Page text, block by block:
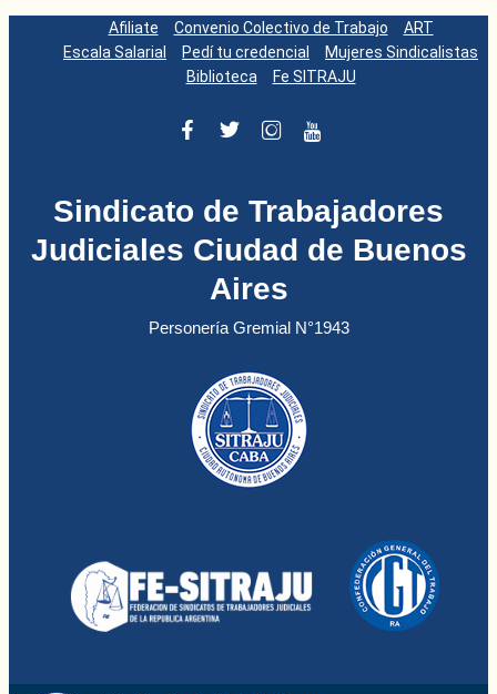
Afiliate Convenio Colectivo de Trabajo
ART
Escala Salarial
Pedí tu credencial
Mujeres Sindicalistas
Biblioteca
Fe SITRAJU
Sindicato de Trabajadores
Judiciales Ciudad de Buenos
Aires
Personería Gremial N°1943